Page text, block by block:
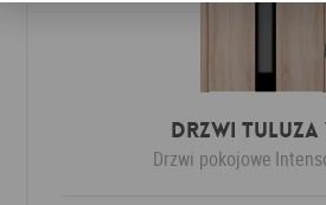
Drzwi Tuluza
Drzwi pokojowe